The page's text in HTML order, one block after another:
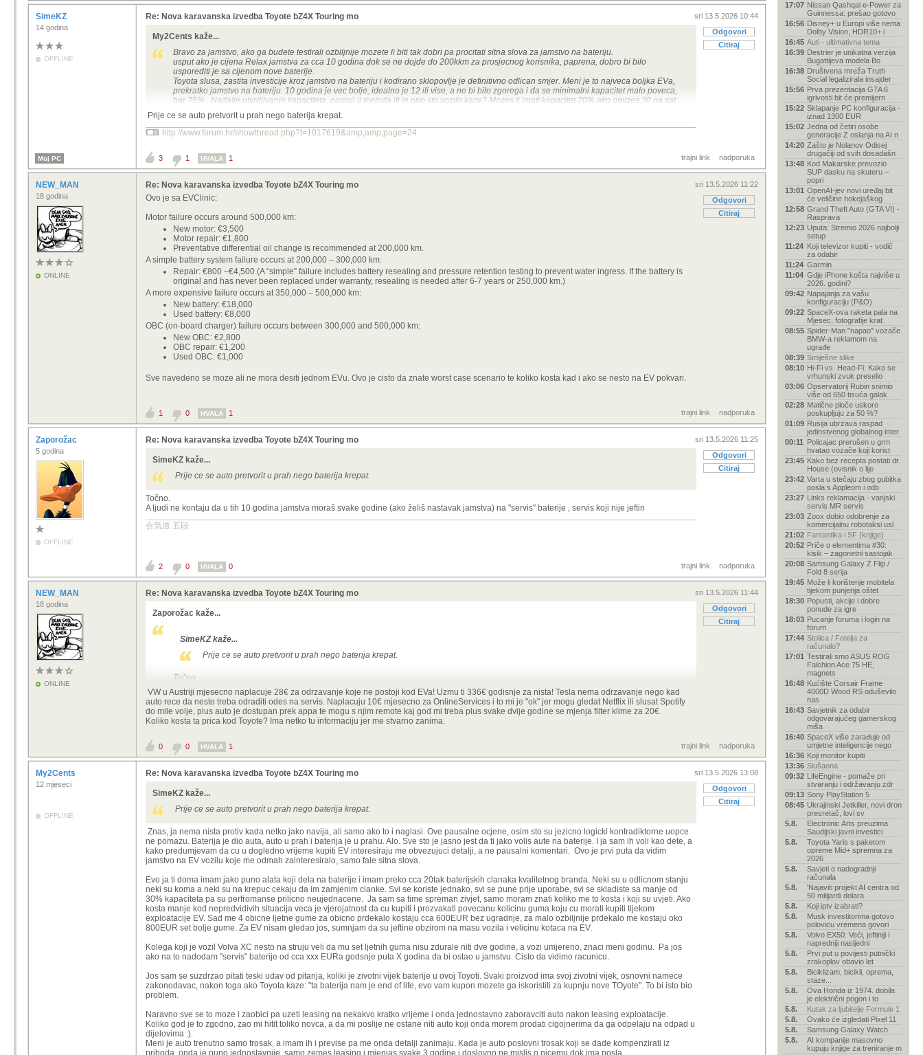
SimeKZ
14 godina
OFFLINE
sri 13.5.2026 10:44
Odgovori
Citiraj
Re: Nova karavanska izvedba Toyote bZ4X Touring mo
My2Cents kaže...
Bravo za jamstvo, ako ga budete testirali ozbiljnije mozete li biti tak dobri pa procitati sitna slova za jamstvo na bateriju.
usput ako je cijena Relax jamstva za cca 10 godina dok se ne dojde do 200kkm za prosjecnog korisnika, paprena, dobro bi bilo
usporediti je sa cijenom nove baterije.
Toyota slusa, zastita investicije kroz jamstvo na bateriju i kodirano sklopovlje je definitivno odlican smjer. Meni je to najveca boljka EVa,
prekratko jamstvo na bateriju. 10 godina je vec bolje, idealno je 12 ili vise, a ne bi bilo zgorega i da se minimalni kapacitet malo poveca,
bar 75%. Nadalje utvrdjivanje kapaciteta, postoji li metoda ili je ono sto vozilo kaze? Mozes ti imati kapacitet 70% ako gmizes 30 na sat
na nizbrdici, ali da li ces imati kapacitet 70% ako vozis 80 na sat na uzbrdici. Struje praznjenja u ocjeni kapaciteta nisu ne bitne a ja
nemam pojma kako i da li je isto definirano. Bilo bi dobro znati.
Prije ce se auto pretvorit u prah nego baterija krepat.
http://www.forum.hr/showthread.php?t=1017619&amp;amp;page=24
Moj PC trajni link nadporuka
3 1 HVALA 1
NEW_MAN
18 godina
ONLINE
sri 13.5.2026 11:22
Odgovori
Citiraj
Re: Nova karavanska izvedba Toyote bZ4X Touring mo
Ovo je sa EVClinic:
Motor failure occurs around 500,000 km:
New motor: €3,500
Motor repair: €1,800
Preventative differential oil change is recommended at 200,000 km.
A simple battery system failure occurs at 200,000 – 300,000 km:
Repair: €800 –€4,500 (A “simple” failure includes battery resealing and pressure retention testing to prevent water ingress. If the battery is
original and has never been replaced under warranty, resealing is needed after 6-7 years or 250,000 km.)
A more expensive failure occurs at 350,000 – 500,000 km:
New battery: €18,000
Used battery: €8,000
OBC (on-board charger) failure occurs between 300,000 and 500,000 km:
New OBC: €2,800
OBC repair: €1,200
Used OBC: €1,000
Sve navedeno se moze ali ne mora desiti jednom EVu. Ovo je cisto da znate worst case scenario te koliko kosta kad i ako se nesto na EV pokvari.
trajni link nadporuka
1 0 HVALA 1
Zaporožac
5 godina
OFFLINE
sri 13.5.2026 11:25
Odgovori
Citiraj
Re: Nova karavanska izvedba Toyote bZ4X Touring mo
SimeKZ kaže...
Prije ce se auto pretvorit u prah nego baterija krepat.
Točno.
A ljudi ne kontaju da u tih 10 godina jamstva moraš svake godine (ako želiš nastavak jamstva) na "servis" baterije , servis koji nije jeftin
合気道 五段
trajni link nadporuka
2 0 HVALA 0
NEW_MAN
18 godina
ONLINE
sri 13.5.2026 11:44
Odgovori
Citiraj
Re: Nova karavanska izvedba Toyote bZ4X Touring mo
Zaporožac kaže...
SimeKZ kaže...
Prije ce se auto pretvorit u prah nego baterija krepat.
Točno.
A ljudi ne kontaju da u tih 10 godina jamstva moraš svake godine (ako želiš nastavak jamstva) na "servis" baterije , servis koji nije jeftin
VW u Austriji mjesecno naplacuje 28€ za odrzavanje koje ne postoji kod EVa! Uzmu ti 336€ godisnje za nista! Tesla nema odrzavanje nego kad
auto rece da nesto treba odraditi odes na servis. Naplacuju 10€ mjesecno za OnlineServices i to mi je "ok" jer mogu gledat Netflix ili slusat Spotify
do mile volje, plus auto je dostupan prek appa te mogu s njim remote kaj god mi treba plus svake dvije godine se mjenja filter klime za 20€.
Koliko kosta ta prica kod Toyote? Ima netko tu informaciju jer me stvarno zanima.
trajni link nadporuka
0 0 HVALA 1
My2Cents
12 mjeseci
OFFLINE
sri 13.5.2026 13:08
Odgovori
Citiraj
Re: Nova karavanska izvedba Toyote bZ4X Touring mo
SimeKZ kaže...
Prije ce se auto pretvorit u prah nego baterija krepat.
Znas, ja nema nista protiv kada netko jako navija, ali samo ako to i naglasi. Ove pausalne ocjene, osim sto su jezicno logicki kontradiktorne uopce
ne pomazu. Baterija je dio auta, auto u prah i baterija je u prahu. Alo. Sve sto je jasno jest da ti jako volis aute na baterije. I ja sam ih voli kao dete, a
kako predumjevam da cu u dogledno vrijeme kupiti EV interesiraju me obvezujuci detalji, a ne pausalni komentari. Ovo je prvi puta da vidim
jamstvo na EV vozilu koje me odmah zainteresiralo, samo fale sitna slova.
Evo ja ti doma imam jako puno alata koji dela na baterije i imam preko cca 20tak baterijskih clanaka kvalitetnog branda. Neki su u odlicnom stanju
neki su koma a neki su na krepuc cekaju da im zamjenim clanke. Svi se koriste jednako, svi se pune prije uporabe, svi se skladiste sa manje od
30% kapaciteta pa su perfromanse prilicno neujednacene. Ja sam sa time spreman zivjet, samo moram znati koliko me to kosta i koji su uvjeti. Ako
kosta manje kod nepredvidivih situacija veca je vjerojatnost da cu kupiti i prozvakati povecanu kolicinu guma koju cu morati kupiti tijekom
exploatacije EV. Sad me 4 obicne ljetne gume za obicno prdekalo kostaju cca 600EUR bez ugradnje, za malo ozbiljnije prdekalo me kostaju oko
800EUR set bolje gume. Za EV nisam gledao jos, sumnjam da su jeftine obzirom na masu vozila i velicinu kotaca na EV.
Kolega koji je vozil Volva XC nesto na struju veli da mu set ljetnih guma nisu zdurale niti dve godine, a vozi umjereno, znaci meni godinu. Pa jos
ako na to nadodam "servis" baterije od cca xxx EURa godsnje puta X godina da bi ostao u jamstvu. Cisto da vidimo racunicu.
Jos sam se suzdrzao pitati teski udav od pitanja, koliki je zivotni vijek baterije u ovoj Toyoti. Svaki proizvod ima svoj zivotni vijek, osnovni namece
zakonodavac, nakon toga ako Toyota kaze: "ta baterija nam je end of life, evo vam kupon mozete ga iskoristiti za kupnju nove TOyote". To bi isto bio
problem.
Naravno sve se to moze i zaobici pa uzeti leasing na nekakvo kratko vrijeme i onda jednostavno zaboravciti auto nakon leasing exploatacije.
Koliko god je to zgodno, zao mi hitit toliko novca, a da mi poslije ne ostane niti auto koji onda morem prodati cigojnerima da ga odpelaju na odpad u
dijelovima :).
Meni je auto trenutno samo trosak, a imam ih i previse pa me onda detalji zanimaju. Kada je auto poslovni trosak koji se dade kompenzirati iz
prihoda, onda je puno jednostavnije, samo zemes leasing i mjenjas svake 3 godine i doslovno ne mislis o nicemu dok ima posla.
17:07 Nissan Qashqai e-Power za
Guinnessa: prešao gotovo
16:56 Disney+ u Europi više nema
Dolby Vision, HDR10+ i
16:45 Auti - ultimativna tema
16:39 Destrier je unikatna verzija
Bugattijeva modela Bo
16:38 Društvena mreža Truth
Social legalizirala insajder
15:56 Prva prezentacija GTA 6
igrivosti bit će premijern
15:22 Sklapanje PC konfiguracija -
iznad 1300 EUR
15:02 Jedna od četiri osobe
generacije Z oslanja na AI n
14:20 Zašto je Nolanov Odisej
drugačiji od svih dosadašn
13:48 Kod Makarske prevozio
SUP dasku na skuteru –
popri
13:01 OpenAI-jev novi uređaj bit
će veličine hokejaškog
12:58 Grand Theft Auto (GTA VI) -
Rasprava
12:23 Uputa: Stremio 2026 najbolji
setup
11:24 Koji televizor kupiti - vodič
za odabir
11:24 Garmin
11:04 Gdje iPhone košta najviše u
2026. godini?
09:42 Napajanja za vašu
konfiguraciju (P&O)
09:22 SpaceX-ova raketa pala na
Mjesec, fotografije krat
08:55 Spider-Man "napao" vozače
BMW-a reklamom na
ugrađe
08:39 Smiješne slike
08:10 Hi-Fi vs. Head-Fi: Kako se
vrhunski zvuk preselio
03:06 Opservatorij Rubin snimio
više od 650 tisuća galak
02:28 Matične ploče uskoro
poskupljuju za 50 %?
01:09 Rusija ubrzava raspad
jedinstvenog globalnog inter
00:11 Policajac prerušen u grm
hvatao vozače koji korist
23:45 Kako bez recepta postati dr.
House (ovisnik o lije
23:42 Varta u stečaju zbog gubitka
posla s Appleom i odb
23:27 Links reklamacija - vanjski
servis MR servis
23:03 Zoox dobio odobrenje za
komercijalnu robotaksi usl
21:02 Fantastika i SF (knjige)
20:52 Priče o elementima #30:
kisik – zagonetni sastojak
20:08 Samsung Galaxy Z Flip /
Fold 8 serija
19:45 Može li korištenje mobitela
tijekom punjenja oštet
18:30 Popusti, akcije i dobre
ponude za igre
18:03 Pucanje foruma i login na
forum
17:44 Stolica / Fotelja za
računalo?
17:01 Testirali smo ASUS ROG
Falchion Ace 75 HE,
magnets
16:48 Kućište Corsair Frame
4000D Wood RS oduševilo
nas
16:43 Savjetnik za odabir
odgovarajućeg gamerskog
miša
16:40 SpaceX više zarađuje od
umjetne inteligencije nego
16:36 Koji monitor kupiti
13:36 Slušaona
09:32 LifeEngine - pomaže pri
stvaranju i održavanju zdr
09:13 Sony PlayStation 5
08:45 Ukrajinski Jetkiller, novi dron
presretač, lovi sv
5.8.
Electronic Arts preuzima
Saudijski javni investici
5.8.
Toyota Yaris s paketom
opreme Mid+ spremna za
2026
5.8.
Savjeti o nadogradnji
računala
5.8.
'Najaviti projekt AI centra od
50 milijardi dolara
5.8.
Koji iptv izabrati?
5.8.
Musk investitorima gotovo
polovicu vremena govori
5.8.
Volvo EX50: Veći, jeftiniji i
napredniji nasljedni
5.8.
Prvi put u povijesti putnički
zrakoplov obavio let
5.8.
Biciklizam, bicikli, oprema,
staze...
5.8.
Ova Honda iz 1974. dobila
je električni pogon i to
5.8.
Kutak za ljubitelje Formule 1
5.8.
Ovako će izgledati Pixel 11
5.8.
Samsung Galaxy Watch
5.8.
AI kompanije masovno
kupuju knjige za treniranje m